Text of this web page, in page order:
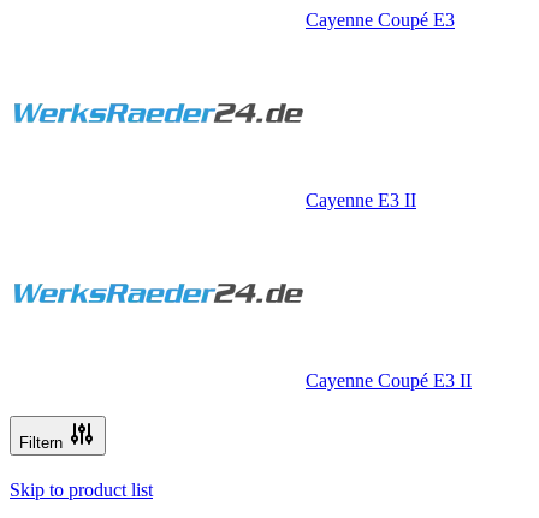
Cayenne Coupé E3
Cayenne E3 II
Cayenne Coupé E3 II
Filtern
Skip to product list